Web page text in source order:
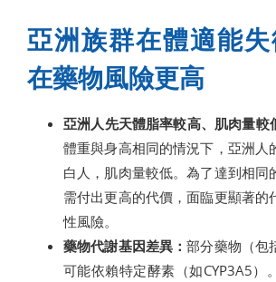
亞洲族群在體適能
在藥物風險更高
亞洲人先天體脂率較高、肌肉量較
體重與身高相同的情況下，亞洲人
白人，肌肉量較低。為了達到相同
需付出更高的代價，面臨更顯著的
性風險。
藥物代謝基因差異：部分藥物（包
可能依賴特定酵素（如CYP3A5）